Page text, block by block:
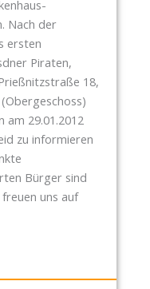
Nach der
ersten
Piraten,
18,
am 29.01.2012
zu informieren
Bürger sind
uns auf